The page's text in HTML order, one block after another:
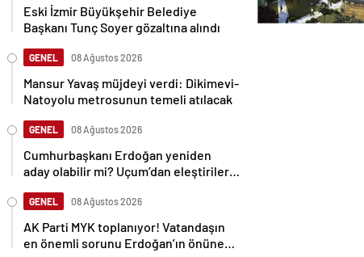
Eski İzmir Büyükşehir Belediye
Başkanı Tunç Soyer gözaltına alındı
GENEL 08 Ağustos 2026
Mansur Yavaş müjdeyi verdi: Dikimevi-
Natoyolu metrosunun temeli atılacak
GENEL 08 Ağustos 2026
Cumhurbaşkanı Erdoğan yeniden
aday olabilir mi? Uçum’dan eleştirilere
GENEL 08 Ağustos 2026
AK Parti MYK toplanıyor! Vatandaşın
en önemli sorunu Erdoğan’ın önüne